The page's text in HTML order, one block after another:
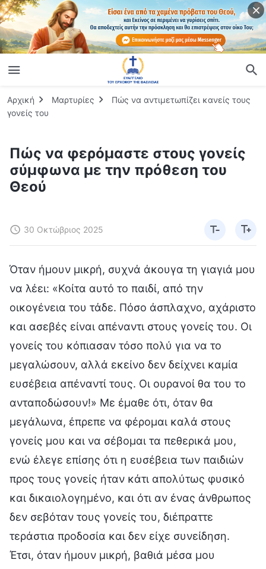
Αρχική Μαρτυρίες
Πώς να αντιμετωπίζει κανείς τους
γονείς του
Πώς να φερόμαστε στους γονείς
σύμφωνα με την πρόθεση του
Θεού
30 Οκτώβριος 2025
Όταν ήμουν μικρή, συχνά άκουγα τη γιαγιά μου
να λέει: «Κοίτα αυτό το παιδί, από την
οικογένεια του τάδε. Πόσο άσπλαχνο, αχάριστο
και ασεβές είναι απέναντι στους γονείς του. Οι
γονείς του κόπιασαν τόσο πολύ για να το
μεγαλώσουν, αλλά εκείνο δεν δείχνει καμία
ευσέβεια απέναντί τους. Οι ουρανοί θα του το
ανταποδώσουν!» Με έμαθε ότι, όταν θα
μεγάλωνα, έπρεπε να φέρομαι καλά στους
γονείς μου και να σέβομαι τα πεθερικά μου,
ενώ έλεγε επίσης ότι η ευσέβεια των παιδιών
προς τους γονείς ήταν κάτι απολύτως φυσικό
και δικαιολογημένο, και ότι αν ένας άνθρωπος
δεν σεβόταν τους γονείς του, διέπραττε
τεράστια προδοσία και δεν είχε συνείδηση.
Έτσι, όταν ήμουν μικρή, βαθιά μέσα μου